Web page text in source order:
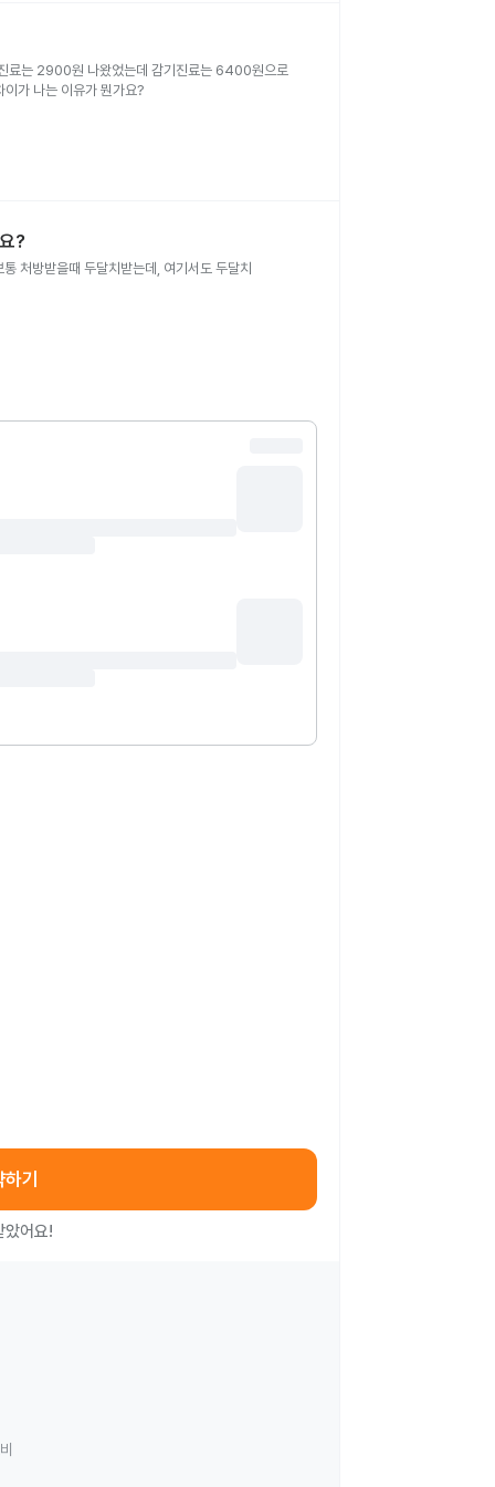
가 나는 이유가 뭔가요?
?
처방받을때 두달치받는데, 여기서도 두달치
기
았어요!